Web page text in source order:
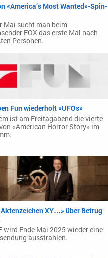
«America’s Most Wanted»-Spin-
Mai sucht man beim
FOX das erste Mal nach
Personen.
Fun wiederholt «UFOs»
ist am Freitagabend die vierte
«American Horror Story» im
XY…» über Betrug
wird Ende Mai 2025 wieder eine
ausstrahlen.